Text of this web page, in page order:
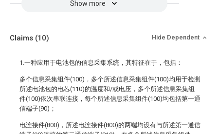
Show more
Claims (10) Hide Dependent
1.一种应用于电池包的信息采集系统，其特征在于，包括：
多个信息采集组件(100)，多个所述信息采集组件(100)均用于检测
所述电池包的电芯(110)的温度和/或电压，多个所述信息采集组
件(100)依次串联连接，每个所述信息采集组件(100)均包括第一通
信端子(90)；
电连接件(800)，所述电连接件(800)的两端均设有与所述第一通信